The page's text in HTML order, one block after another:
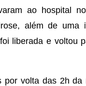
ao hospital
além de
liberada e voltou
por volta das 2h